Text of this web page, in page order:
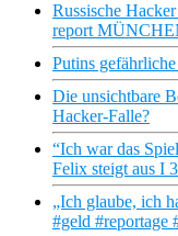
Russische
report
Putins
Die unsichtbare
Hacker-Falle?
“Ich war das
Felix steigt aus I
„Ich glaube, ich
#geld #reportage